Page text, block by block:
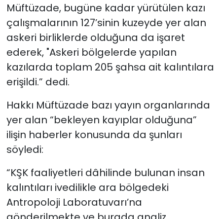
Müftüzade, bugüne kadar yürütülen kazı
çalışmalarının 127’sinin kuzeyde yer alan
askeri birliklerde olduğuna da işaret
ederek, "Askeri bölgelerde yapılan
kazılarda toplam 205 şahsa ait kalıntılara
erişildi.” dedi.
Hakkı Müftüzade bazı yayın organlarında
yer alan “bekleyen kayıplar olduğuna”
ilişin haberler konusunda da şunları
söyledi:
“KŞK faaliyetleri dâhilinde bulunan insan
kalıntıları ivedilikle ara bölgedeki
Antropoloji Laboratuvarı’na